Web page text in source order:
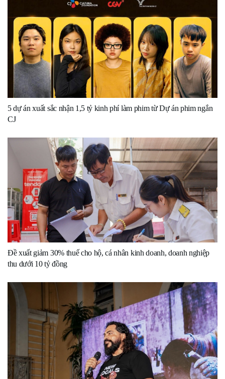
5 dự án xuất sắc nhận 1,5 tỷ kinh phí làm phim từ Dự án phim ngắn
CJ
Đề xuất giảm 30% thuế cho hộ, cá nhân kinh doanh, doanh nghiệp
thu dưới 10 tỷ đồng